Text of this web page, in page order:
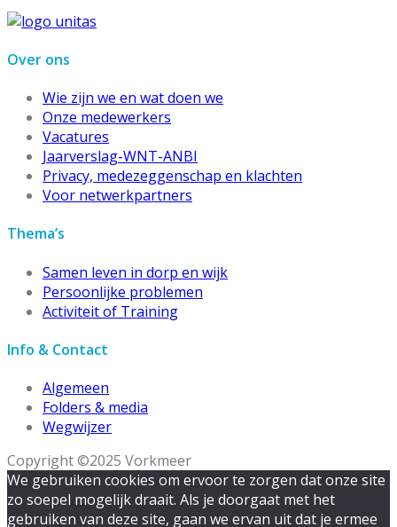
Over ons
Wie zijn we en wat doen we
Onze medewerkers
Vacatures
Jaarverslag-WNT-ANBI
Privacy, medezeggenschap en klachten
Voor netwerkpartners
Thema’s
Samen leven in dorp en wijk
Persoonlijke problemen
Activiteit of Training
Info & Contact
Algemeen
Folders & media
Wegwijzer
Copyright ©2025 Vorkmeer
We gebruiken cookies om ervoor te zorgen dat onze site
zo soepel mogelijk draait. Als je doorgaat met het
gebruiken van deze site, gaan we ervan uit dat je ermee